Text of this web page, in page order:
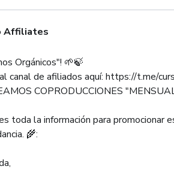
Affiliates
Orgánicos"! 🌱🍃
canal de afiliados aquí: https://t.me/
COPRODUCCIONES
toda la información para
🌾: